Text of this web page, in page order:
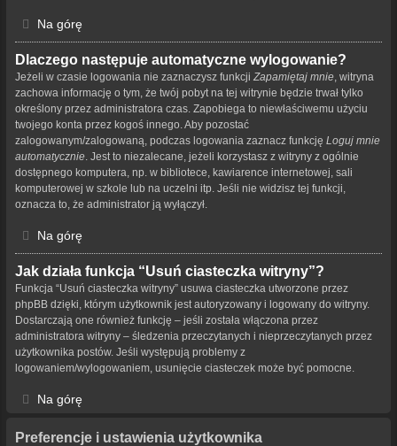
Na górę
Dlaczego następuje automatyczne wylogowanie?
Jeżeli w czasie logowania nie zaznaczysz funkcji Zapamiętaj mnie , witryna
zachowa informację o tym, że twój pobyt na tej witrynie będzie trwał tylko
określony przez administratora czas. Zapobiega to niewłaściwemu użyciu
twojego konta przez kogoś innego. Aby pozostać
zalogowanym/zalogowaną, podczas logowania zaznacz funkcję Loguj mnie
automatycznie . Jest to niezalecane, jeżeli korzystasz z witryny z ogólnie
dostępnego komputera, np. w bibliotece, kawiarence internetowej, sali
komputerowej w szkole lub na uczelni itp. Jeśli nie widzisz tej funkcji,
oznacza to, że administrator ją wyłączył.
Na górę
Jak działa funkcja “Usuń ciasteczka witryny”?
Funkcja “Usuń ciasteczka witryny” usuwa ciasteczka utworzone przez
phpBB dzięki, którym użytkownik jest autoryzowany i logowany do witryny.
Dostarczają one również funkcję – jeśli została włączona przez
administratora witryny – śledzenia przeczytanych i nieprzeczytanych przez
użytkownika postów. Jeśli występują problemy z
logowaniem/wylogowaniem, usunięcie ciasteczek może być pomocne.
Na górę
Preferencje i ustawienia użytkownika